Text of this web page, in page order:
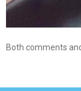
Both comments